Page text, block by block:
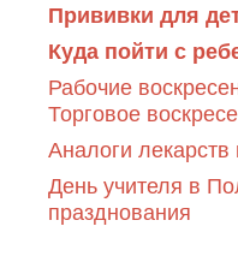
Прививки для
Куда пойти с
Рабочие
Торговое
Аналоги
День учителя в
празднования